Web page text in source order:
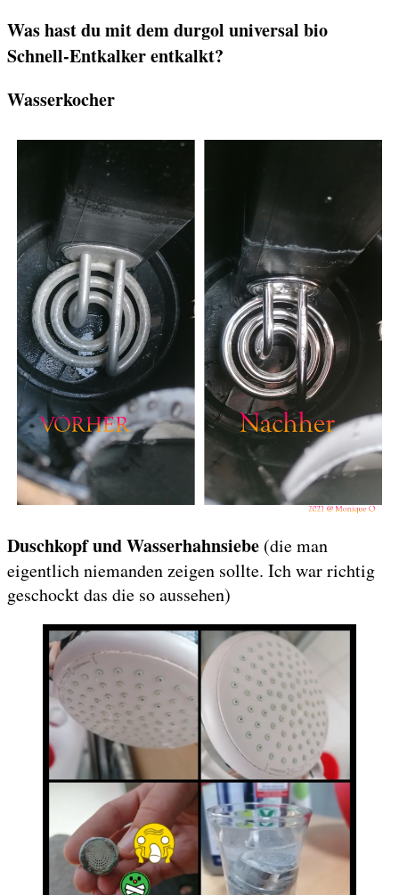
Was hast du mit dem durgol universal bio
Schnell-Entkalker entkalkt?
Wasserkocher
Duschkopf und Wasserhahnsiebe (die man
eigentlich niemanden zeigen sollte. Ich war richtig
geschockt das die so aussehen)